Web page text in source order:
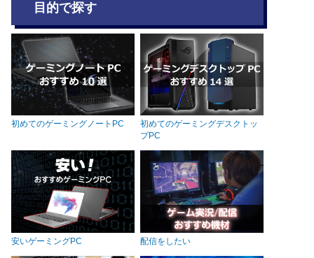
目的で探す
初めてのゲーミングノートPC
初めてのゲーミングデスクトッ
プPC
安いゲーミングPC 配信をしたい